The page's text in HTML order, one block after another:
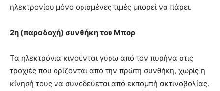
ηλεκτρονίου μόνο ορισμένες τιμές μπορεί να πάρει.
2η (παραδοχή) συνθήκη του Μπορ
Τα ηλεκτρόνια κινούνται γύρω από τον πυρήνα στις
τροχιές που ορίζονται από την πρώτη συνθήκη, χωρίς η
κίνησή τους να συνοδεύεται από εκπομπή ακτινοβολίας.